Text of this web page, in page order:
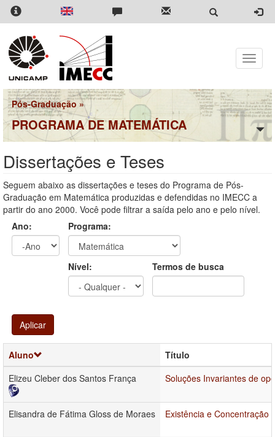
Pular
para
conteúdo
principal
Toggle
Pós-Graduação »
PROGRAMA DE MATEMÁTICA
Dissertações e Teses
Seguem abaixo as dissertações e teses do Programa de Pós-
Graduação em Matemática produzidas e defendidas no IMECC a
partir do ano 2000. Você pode filtrar a saída pelo ano e pelo nível.
Ano:
Programa:
Nível: Termos de busca
Aplicar
Aluno
Título
Elizeu Cleber dos Santos França
Soluções Invariantes de
Elisandra de Fátima Gloss de Moraes Existência e Concentração